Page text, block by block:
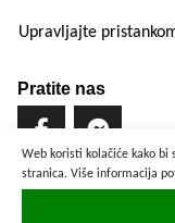
Web koristi kolačiće kako bi
stranica. Više informacija
Upravljajte
Pratite nas
Brzo i sigurno